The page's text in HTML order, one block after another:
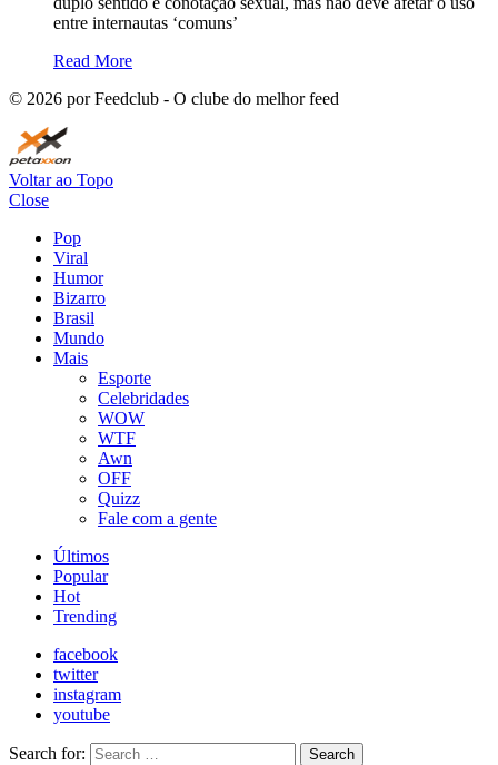
entre internautas ‘comuns’
Read More
© 2026 por Feedclub - O clube do melhor feed
Voltar ao Topo
Close
Pop
Viral
Humor
Bizarro
Brasil
Mundo
Mais
Esporte
Celebridades
WOW
WTF
Awn
OFF
Quizz
Fale com a gente
Últimos
Popular
Hot
Trending
facebook
twitter
instagram
youtube
Search for: Search